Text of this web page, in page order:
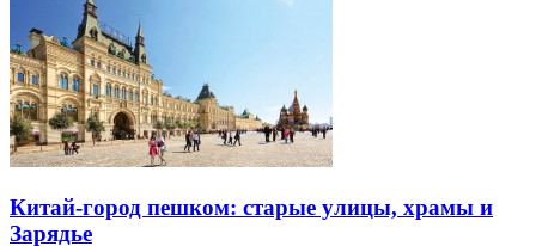
Китай-город пешком: старые улицы, храмы и
Зарядье